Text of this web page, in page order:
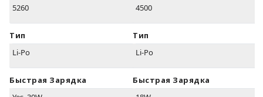
5260
Тип
Li-Po
Быстрая Зарядка
4500
Тип
Li-Po
Быстрая Зарядка